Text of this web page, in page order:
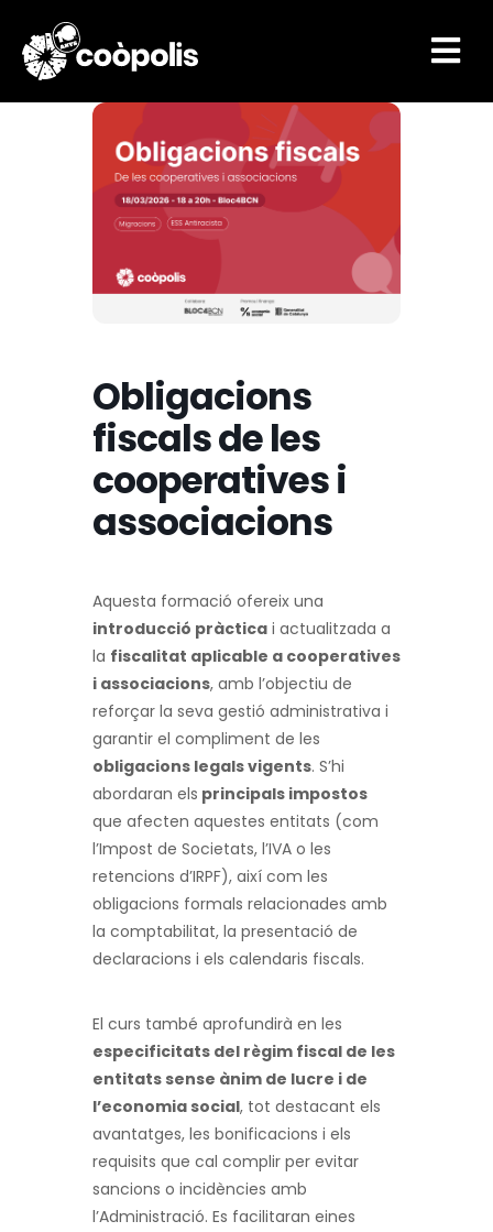

Obligacions
fiscals de les
cooperatives i
associacions
Aquesta formació ofereix una
introducció pràctica i actualitzada a
la fiscalitat aplicable a cooperatives
i associacions, amb l’objectiu de
reforçar la seva gestió administrativa i
garantir el compliment de les
obligacions legals vigents. S’hi
abordaran els principals impostos
que afecten aquestes entitats (com
l’Impost de Societats, l’IVA o les
retencions d’IRPF), així com les
obligacions formals relacionades amb
la comptabilitat, la presentació de
declaracions i els calendaris fiscals.
El curs també aprofundirà en les
especificitats del règim fiscal de les
entitats sense ànim de lucre i de
l’economia social, tot destacant els
avantatges, les bonificacions i els
requisits que cal complir per evitar
sancions o incidències amb
l’Administració. Es facilitaran eines